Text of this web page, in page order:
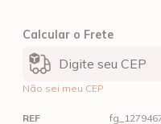
Calcular o Frete
Não sei meu CEP
REF